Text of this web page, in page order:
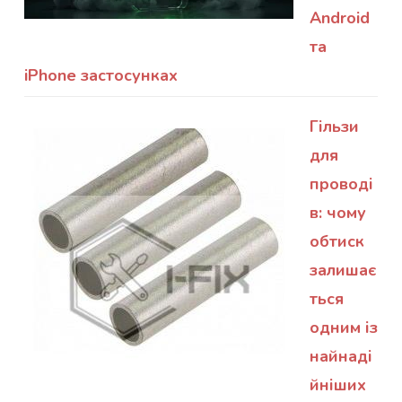
Android
та
iPhone застосунках
Гільзи
для
проводі
в: чому
обтиск
залишає
ться
одним із
найнаді
йніших